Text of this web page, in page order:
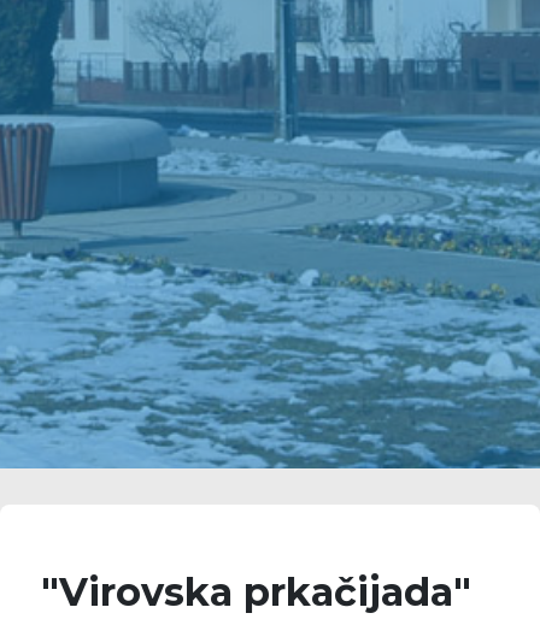
"Virovska prkačijada"